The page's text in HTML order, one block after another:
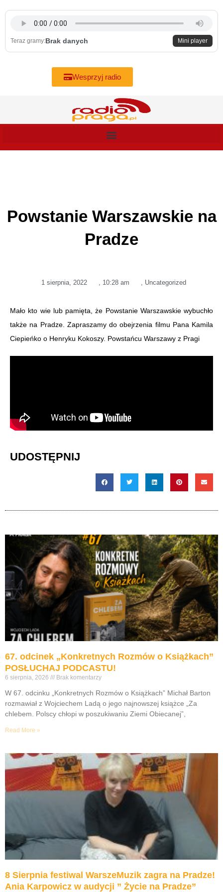
content
Teraz gramy:Brak danych Mini player
Wesprzyj radio
Powstanie Warszawskie na
Pradze
1 sierpnia, 2022 , 10:28 am , Uncategorized
Mało kto wie lub pamięta, że Powstanie Warszawskie wybuchło
także na Pradze. Zapraszamy do obejrzenia filmu Pana Kamila
Ciepieńko o Henryku Kokoszy. Powstańcu Warszawy z Pragi
UDOSTĘPNIJ
67. odcinek „Konkretnych Rozmów o Książkach”
POSŁUCHAJ PODCASTU!
6 sierpnia, 2026 Brak komentarzy
W 67. odcinku „Konkretnych Rozmów o Książkach” Michał Barton
rozmawiał z Wojciechem Ladą o jego najnowszej książce „Za
chlebem. Polscy chłopi w poszukiwaniu Ziemi Obiecanej”,
Read More »
8 Sierpnia festiwal WarszeMuzik zagra na Pradze!
Ania Karpowicz w audycji ” Życie na Pradze”